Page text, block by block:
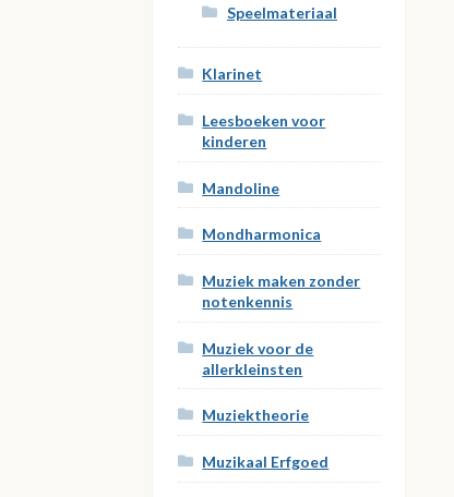
Speelmateriaal
Klarinet
Leesboeken voor
kinderen
Mandoline
Mondharmonica
Muziek maken zonder
notenkennis
Muziek voor de
allerkleinsten
Muziektheorie
Muzikaal Erfgoed